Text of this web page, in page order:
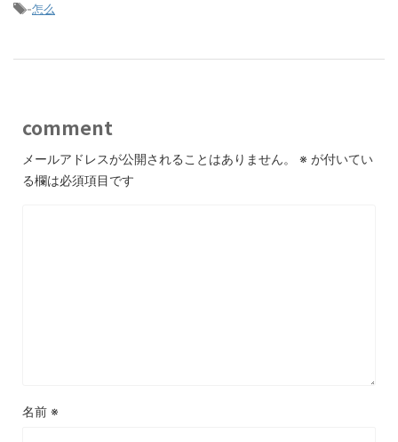
-怎么
comment
メールアドレスが公開されることはありません。 ※ が付いてい
る欄は必須項目です
名前 ※